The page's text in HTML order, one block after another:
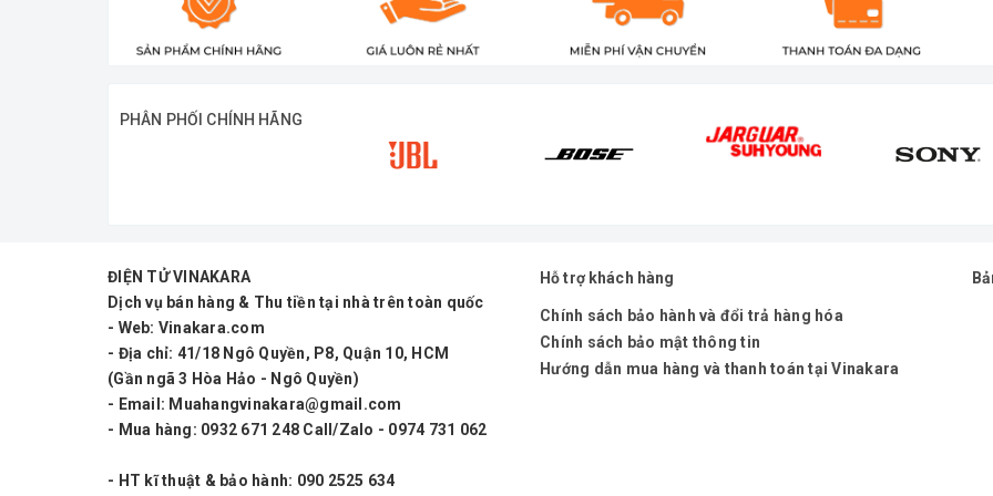
Độ nhạy: 100 dB
Dải tần số: 40 Hz ÷ 2000 Hz
Cone Chất liệu: bột Không ép
Trở kháng: 8 Ohm
Kích thước : 40cm
Coil 75 : mm
Từ 190 (nam châm) :mm
Xuất xứ : Made In China
Cân nặng: 15kg / 1 cái
PHÂN PHỐI CHÍNH HÃNG
ĐIỆN TỬ VINAKARA
Dịch vụ bán hàng & Thu tiền tại nhà trên toàn quốc
- Web: Vinakara.com
- Địa chỉ: 41/18 Ngô Quyền, P8, Quận 10, HCM
(Gần ngã 3 Hòa Hảo - Ngô Quyền)
- Email: Muahangvinakara@gmail.com
- Mua hàng: 0932 671 248 Call/Zalo - 0974 731 062
- HT kĩ thuật & bảo hành: 090 2525 634
Hỗ trợ khách hàng
Chính sách bảo hành và đổi trả hàng hóa
Chính sách bảo mật thông tin
Hướng dẫn mua hàng và thanh toán tại Vinakara